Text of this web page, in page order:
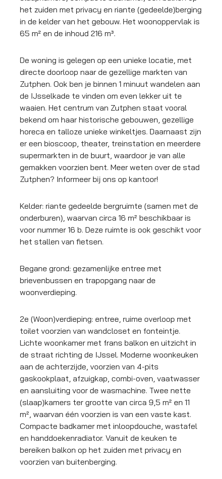
het zuiden met privacy en riante (gedeelde)berging
in de kelder van het gebouw. Het woonoppervlak is
65 m² en de inhoud 216 m³.
De woning is gelegen op een unieke locatie, met
directe doorloop naar de gezellige markten van
Zutphen. Ook ben je binnen 1 minuut wandelen aan
de IJsselkade te vinden om even lekker uit te
waaien. Het centrum van Zutphen staat vooral
bekend om haar historische gebouwen, gezellige
horeca en talloze unieke winkeltjes. Daarnaast zijn
er een bioscoop, theater, treinstation en meerdere
supermarkten in de buurt, waardoor je van alle
gemakken voorzien bent. Meer weten over de stad
Zutphen? Informeer bij ons op kantoor!
Kelder: riante gedeelde bergruimte (samen met de
onderburen), waarvan circa 16 m² beschikbaar is
voor nummer 16 b. Deze ruimte is ook geschikt voor
het stallen van fietsen.
Begane grond: gezamenlijke entree met
brievenbussen en trapopgang naar de
woonverdieping.
2e (Woon)verdieping: entree, ruime overloop met
toilet voorzien van wandcloset en fonteintje.
Lichte woonkamer met frans balkon en uitzicht in
de straat richting de IJssel. Moderne woonkeuken
aan de achterzijde, voorzien van 4-pits
gaskookplaat, afzuigkap, combi-oven, vaatwasser
en aansluiting voor de wasmachine. Twee nette
(slaap)kamers ter grootte van circa 9,5 m² en 11
m², waarvan één voorzien is van een vaste kast.
Compacte badkamer met inloopdouche, wastafel
en handdoekenradiator. Vanuit de keuken te
bereiken balkon op het zuiden met privacy en
voorzien van buitenberging.